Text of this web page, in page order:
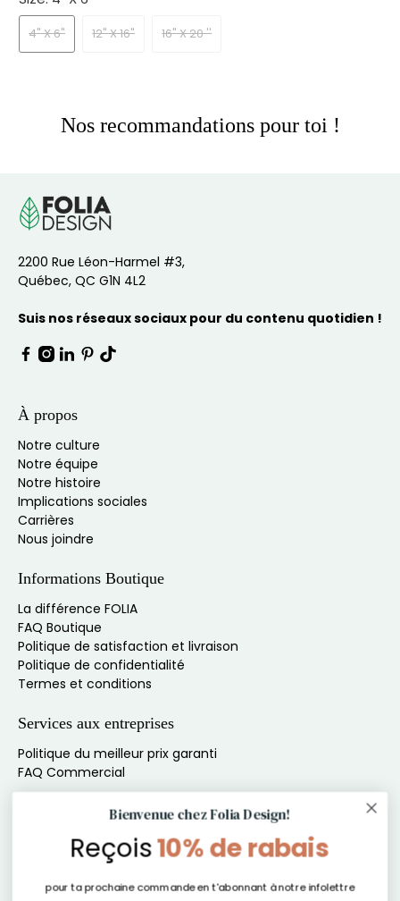
4" X 6" 12" X 16" 16" X 20 ''
Nos recommandations pour toi !
2200 Rue Léon-Harmel #3,
Québec, QC G1N 4L2
Suis nos réseaux sociaux pour du contenu quotidien !
À propos
Notre culture
Notre équipe
Notre histoire
Implications sociales
Carrières
Nous joindre
Informations Boutique
La différence FOLIA
FAQ Boutique
Politique de satisfaction et livraison
Politique de confidentialité
Termes et conditions
Services aux entreprises
Politique du meilleur prix garanti
FAQ Commercial
Inscris-toi à l'infolettre pour du contenu exclusif
Ne manque rien de nos offres, produits et autres
exclusivités !
E-mail*
Bienvenue chez Folia Design!
Reçois10% de rabais
pour ta prochaine commande en t'abonnant à notre infolettre